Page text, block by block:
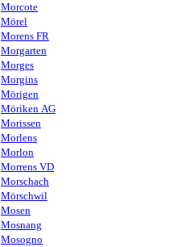
Morcote
Mörel
Morens FR
Morgarten
Morges
Morgins
Mörigen
Möriken AG
Morissen
Morlens
Morlon
Morrens VD
Morschach
Mörschwil
Mosen
Mosnang
Mosogno